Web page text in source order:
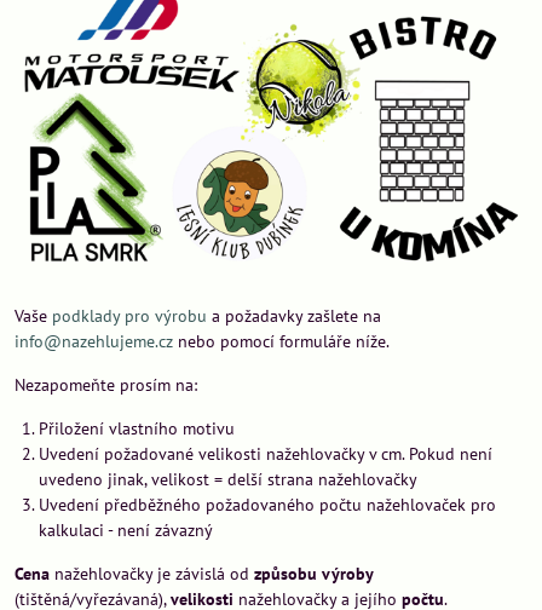
Vaše podklady pro výrobu a požadavky zašlete na
info@nazehlujeme.cz nebo pomocí formuláře níže.
Nezapomeňte prosím na:
Přiložení vlastního motivu
Uvedení požadované velikosti nažehlovačky v cm. Pokud není
uvedeno jinak, velikost = delší strana nažehlovačky
Uvedení předběžného požadovaného počtu nažehlovaček pro
kalkulaci - není závazný
Cena nažehlovačky je závislá od způsobu výroby
(tištěná/vyřezávaná),velikosti nažehlovačky a jejího počtu.